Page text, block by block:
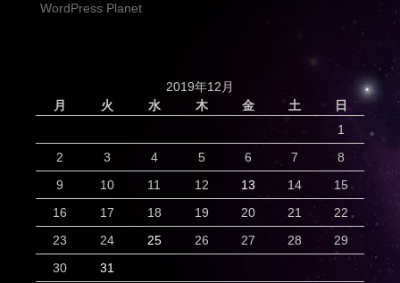
WordPress Planet
2019年12月
月
火 水 木 金 土
日
1
2
3 4 5 6 7
8
9
10 11 12 13 14
15
16
17 18 19 20 21
22
23
24 25 26 27 28
29
30
31